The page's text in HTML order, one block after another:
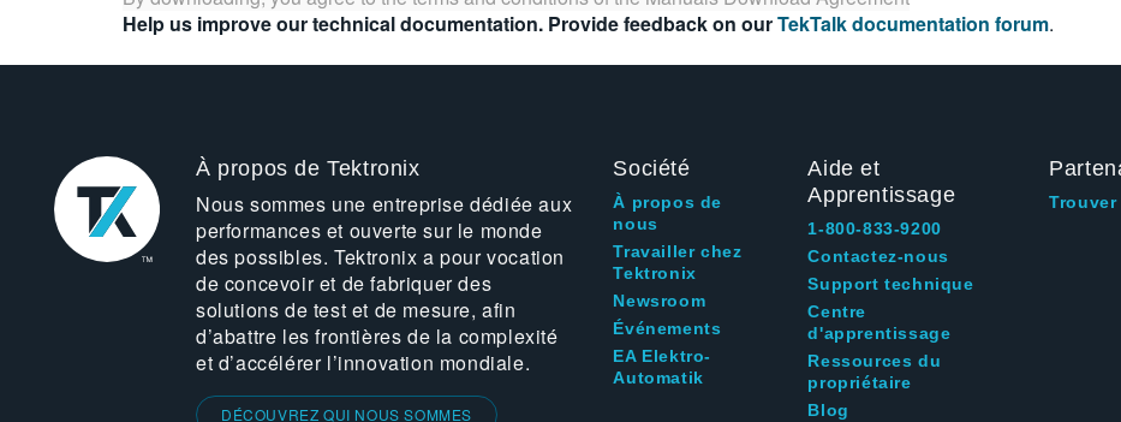
Help us improve our technical documentation. Provide feedback on ourTekTalk documentation forum.
À propos de Tektronix
Nous sommes une entreprise dédiée aux
performances et ouverte sur le monde
des possibles. Tektronix a pour vocation
de concevoir et de fabriquer des
solutions de test et de mesure, afin
d’abattre les frontières de la complexité
et d’accélérer l’innovation mondiale.
DÉCOUVREZ QUI NOUS SOMMES
Société
À propos de
nous
Travailler chez
Tektronix
Newsroom
Événements
EA Elektro-
Automatik
Aide et
Apprentissage
1-800-833-9200
Contactez-nous
Support technique
Centre
d'apprentissage
Ressources du
propriétaire
Blog